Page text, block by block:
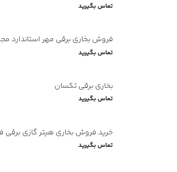
تماس بگیرید
فروش بخاری برقی مهر استاندارد مجهز به
تماس بگیرید
بخاری برقی تکسان
تماس بگیرید
خرید فروش بخاری هیتر گازی برقی
تماس بگیرید